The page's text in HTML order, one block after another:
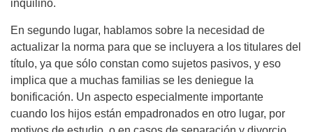
inquilino.
En segundo lugar, hablamos sobre la necesidad de
actualizar la norma para que se incluyera a los titulares del
título, ya que sólo constan como sujetos pasivos, y eso
implica que a muchas familias se les deniegue la
bonificación. Un aspecto especialmente importante
cuando los hijos están empadronados en otro lugar, por